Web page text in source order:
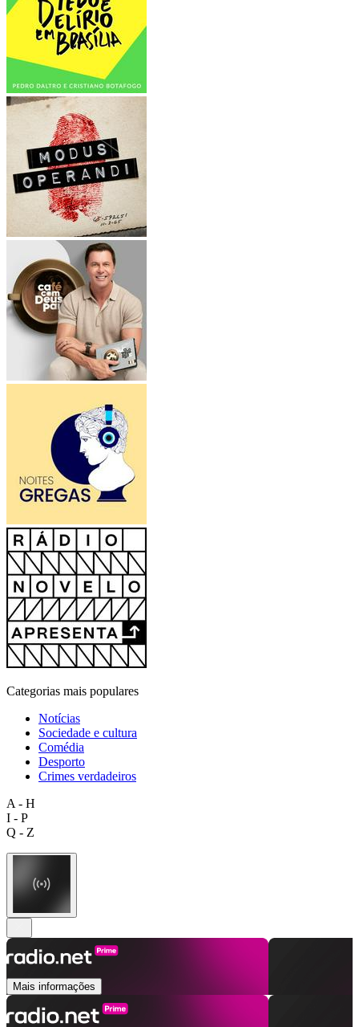
Categorias mais populares
Notícias
Sociedade e cultura
Comédia
Desporto
Crimes verdadeiros
A - H
I - P
Q - Z
Mais informações